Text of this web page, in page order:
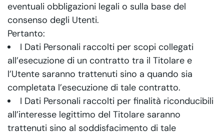
eventuali obbligazioni legali o sulla base del
consenso degli Utenti.
Pertanto:
I Dati Personali raccolti per scopi collegati
all’esecuzione di un contratto tra il Titolare e
l’Utente saranno trattenuti sino a quando sia
completata l’esecuzione di tale contratto.
I Dati Personali raccolti per finalità riconducibili
all’interesse legittimo del Titolare saranno
trattenuti sino al soddisfacimento di tale